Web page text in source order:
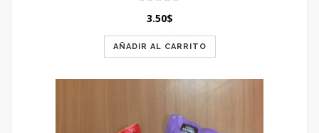
3.50$
AÑADIR AL CARRITO